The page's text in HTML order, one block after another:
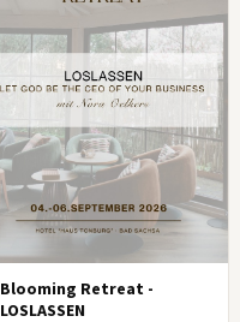
Blooming Retreat -
LOSLASSEN